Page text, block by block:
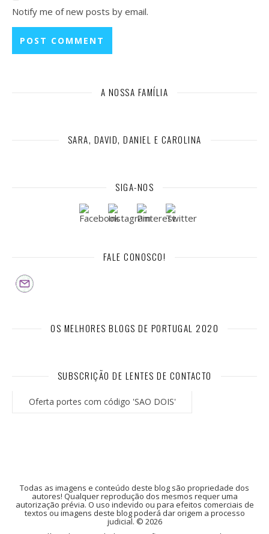
Notify me of new posts by email.
A NOSSA FAMÍLIA
SARA, DAVID, DANIEL E CAROLINA
SIGA-NOS
FALE CONOSCO!
OS MELHORES BLOGS DE PORTUGAL 2020
SUBSCRIÇÃO DE LENTES DE CONTACTO
Oferta portes com código 'SAO DOIS'
Todas as imagens e conteúdo deste blog são propriedade dos
autores! Qualquer reprodução dos mesmos requer uma
autorização prévia. O uso indevido ou para efeitos comerciais de
textos ou imagens deste blog poderá dar origem a processo
judicial. © 2026